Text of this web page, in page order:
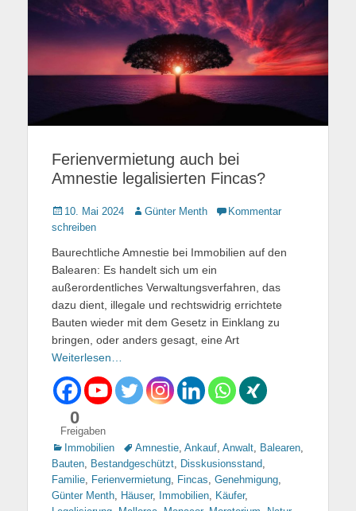
Ferienvermietung auch bei
Amnestie legalisierten Fincas?
Gepostet
am
10. Mai 2024 AutorGünter Menth
Kommentar
schreiben
Baurechtliche Amnestie bei Immobilien auf den
Balearen: Es handelt sich um ein
außerordentliches Verwaltungsverfahren, das
dazu dient, illegale und rechtswidrig errichtete
Bauten wieder mit dem Gesetz in Einklang zu
bringen, oder anders gesagt, eine Art
Weiterlesen…
0
Freigaben
Kategorien
Immobilien TagsAmnestie Ankauf Anwalt Balearen
Bauten Bestandgeschützt Disskusionsstand
Familie Ferienvermietung Fincas Genehmigung
Günter Menth Häuser, Immobilien Käufer,